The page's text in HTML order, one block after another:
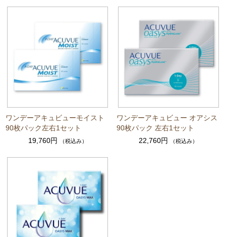
ワンデーアキュビューモイスト
90枚パック左右1セット
19,760円
（税込み）
ワンデーアキュビュー オアシス
90枚パック 左右1セット
22,760円
（税込み）